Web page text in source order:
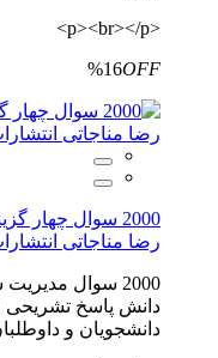
<p><br></p>
%16OFF
2000 سوال
رضا مناجاتی
2000 سوال
دانش پاسخ تشریحی
دانشجویان و